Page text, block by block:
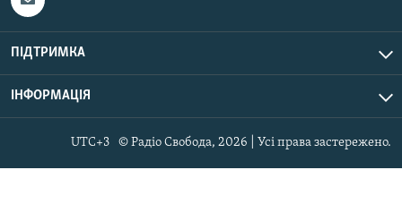
ПІДТРИМКА
ІНФОРМАЦІЯ
© Радіо Свобода, 2026 | Усі права застережено.
UTC+3